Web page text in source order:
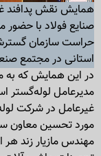
همایش نقش پدافند
صنایع فولاد با حضور
حراست سازمان
استانی در مجتمع
در این همایش که به
مدیر‌عامل لوله‌گستر
غیر‌عامل در شرکت
مورد تحسین معاون
مهندس مازیار زند